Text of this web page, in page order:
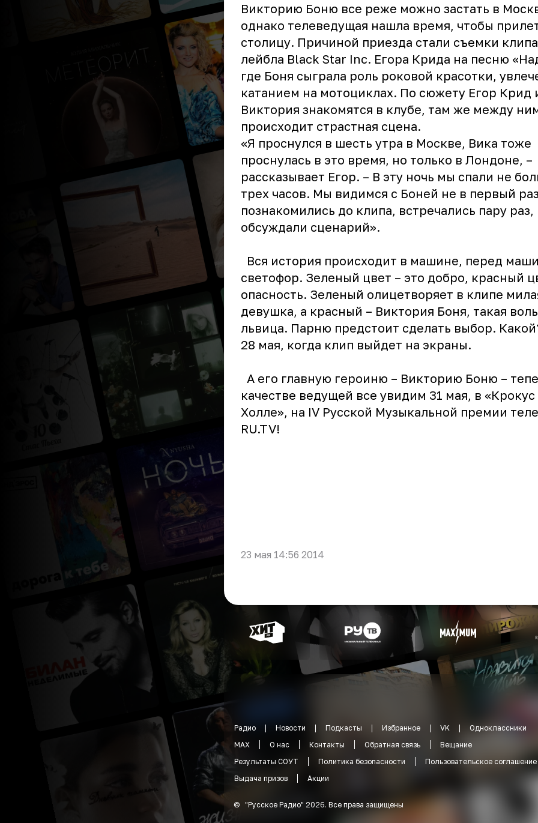
Викторию Боню все реже можно застать в
однако телеведущая нашла время, чтобы
столицу. Причиной приезда стали съемки
лейбла Black Star Inc. Егора Крида на песню
где Боня сыграла роль роковой красотки,
катанием на мотоциклах. По сюжету Егор Крид
Виктория знакомятся в клубе, там же между
происходит страстная сцена.
«Я проснулся в шесть утра в Москве, Вика тоже
проснулась в это время, но только в Лондоне, –
рассказывает Егор. – В эту ночь мы спали не
трех часов. Мы видимся с Боней не в первый
познакомились до клипа, встречались пару раз,
обсуждали сценарий».
Вся история происходит в машине, перед
светофор. Зеленый цвет – это добро, красный
опасность. Зеленый олицетворяет в клипе
девушка, а красный – Виктория Боня, такая
львица. Парню предстоит сделать выбор.
28 мая, когда клип выйдет на экраны.
А его главную героиню – Викторию Боню –
качестве ведущей все увидим 31 мая, в
Холле», на IV Русской Музыкальной премии
RU.TV!
23 мая 14:56 2014
Радио Новости Подкасты Избранное VK
Одноклассники
MAX
О нас Контакты Обратная связь
Вещание
Результаты СОУТ
Политика безопасности
Пользовательское соглашение
Выдача призов
Акции
© "Русское Радио" 2026. Все права защищены